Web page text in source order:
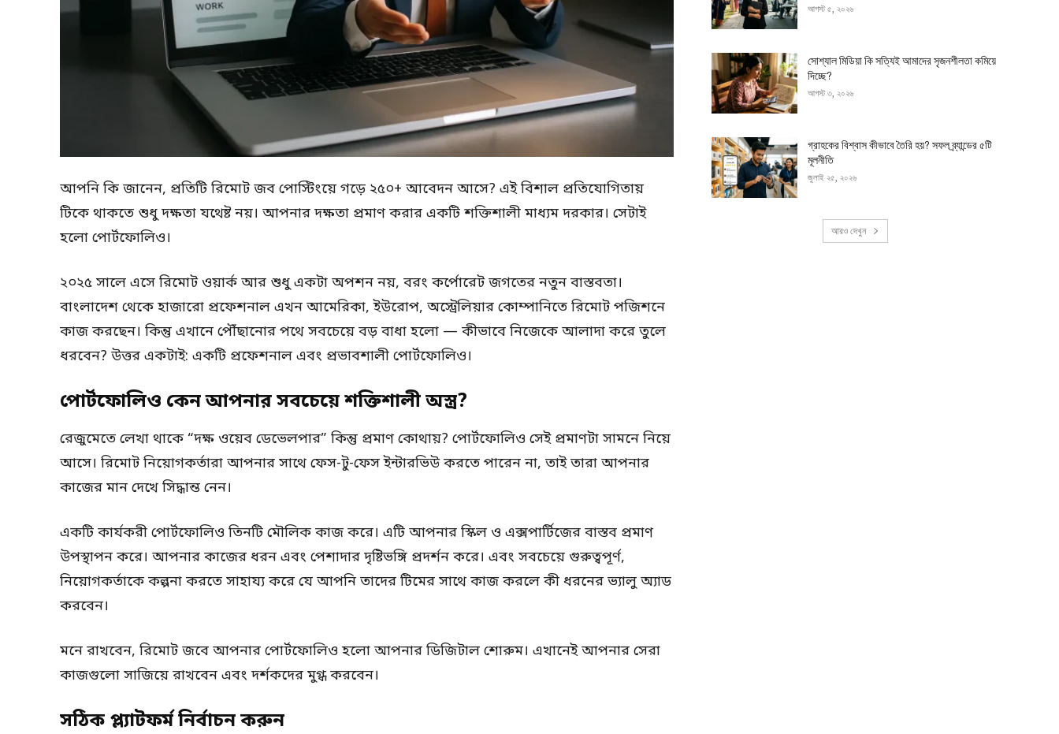
আপনি কি জানেন, প্রতিটি রিমোট জব পোস্টিংয়ে গড়ে ২৫০+ আবেদন আসে? এই বিশাল প্রতিযোগিতায়
টিকে থাকতে শুধু দক্ষতা যথেষ্ট নয়। আপনার দক্ষতা প্রমাণ করার একটি শক্তিশালী মাধ্যম দরকার। সেটাই
হলো পোর্টফোলিও।
২০২৫ সালে এসে রিমোট ওয়ার্ক আর শুধু একটা অপশন নয়, বরং কর্পোরেট জগতের নতুন বাস্তবতা।
বাংলাদেশ থেকে হাজারো প্রফেশনাল এখন আমেরিকা, ইউরোপ, অস্ট্রেলিয়ার কোম্পানিতে রিমোট পজিশনে
কাজ করছেন। কিন্তু এখানে পৌঁছানোর পথে সবচেয়ে বড় বাধা হলো — কীভাবে নিজেকে আলাদা করে তুলে
ধরবেন? উত্তর একটাই: একটি প্রফেশনাল এবং প্রভাবশালী পোর্টফোলিও।
পোর্টফোলিও কেন আপনার সবচেয়ে শক্তিশালী অস্ত্র?
রেজুমেতে লেখা থাকে “দক্ষ ওয়েব ডেভেলপার” কিন্তু প্রমাণ কোথায়? পোর্টফোলিও সেই প্রমাণটা সামনে নিয়ে
আসে। রিমোট নিয়োগকর্তারা আপনার সাথে ফেস-টু-ফেস ইন্টারভিউ করতে পারেন না, তাই তারা আপনার
কাজের মান দেখে সিদ্ধান্ত নেন।
একটি কার্যকরী পোর্টফোলিও তিনটি মৌলিক কাজ করে। এটি আপনার স্কিল ও এক্সপার্টিজের বাস্তব প্রমাণ
উপস্থাপন করে। আপনার কাজের ধরন এবং পেশাদার দৃষ্টিভঙ্গি প্রদর্শন করে। এবং সবচেয়ে গুরুত্বপূর্ণ,
নিয়োগকর্তাকে কল্পনা করতে সাহায্য করে যে আপনি তাদের টিমের সাথে কাজ করলে কী ধরনের ভ্যালু অ্যাড
করবেন।
মনে রাখবেন, রিমোট জবে আপনার পোর্টফোলিও হলো আপনার ডিজিটাল শোরুম। এখানেই আপনার সেরা
কাজগুলো সাজিয়ে রাখবেন এবং দর্শকদের মুগ্ধ করবেন।
সঠিক প্ল্যাটফর্ম নির্বাচন করুন
আগস্ট ৫, ২০২৬
সোশ্যাল মিডিয়া কি সত্যিই আমাদের সৃজনশীলতা কমিয়ে
দিচ্ছে?
আগস্ট ৩, ২০২৬
গ্রাহকের বিশ্বাস কীভাবে তৈরি হয়? সফল ব্র্যান্ডের ৫টি
মূলনীতি
জুলাই ২৫, ২০২৬
আরও দেখুন